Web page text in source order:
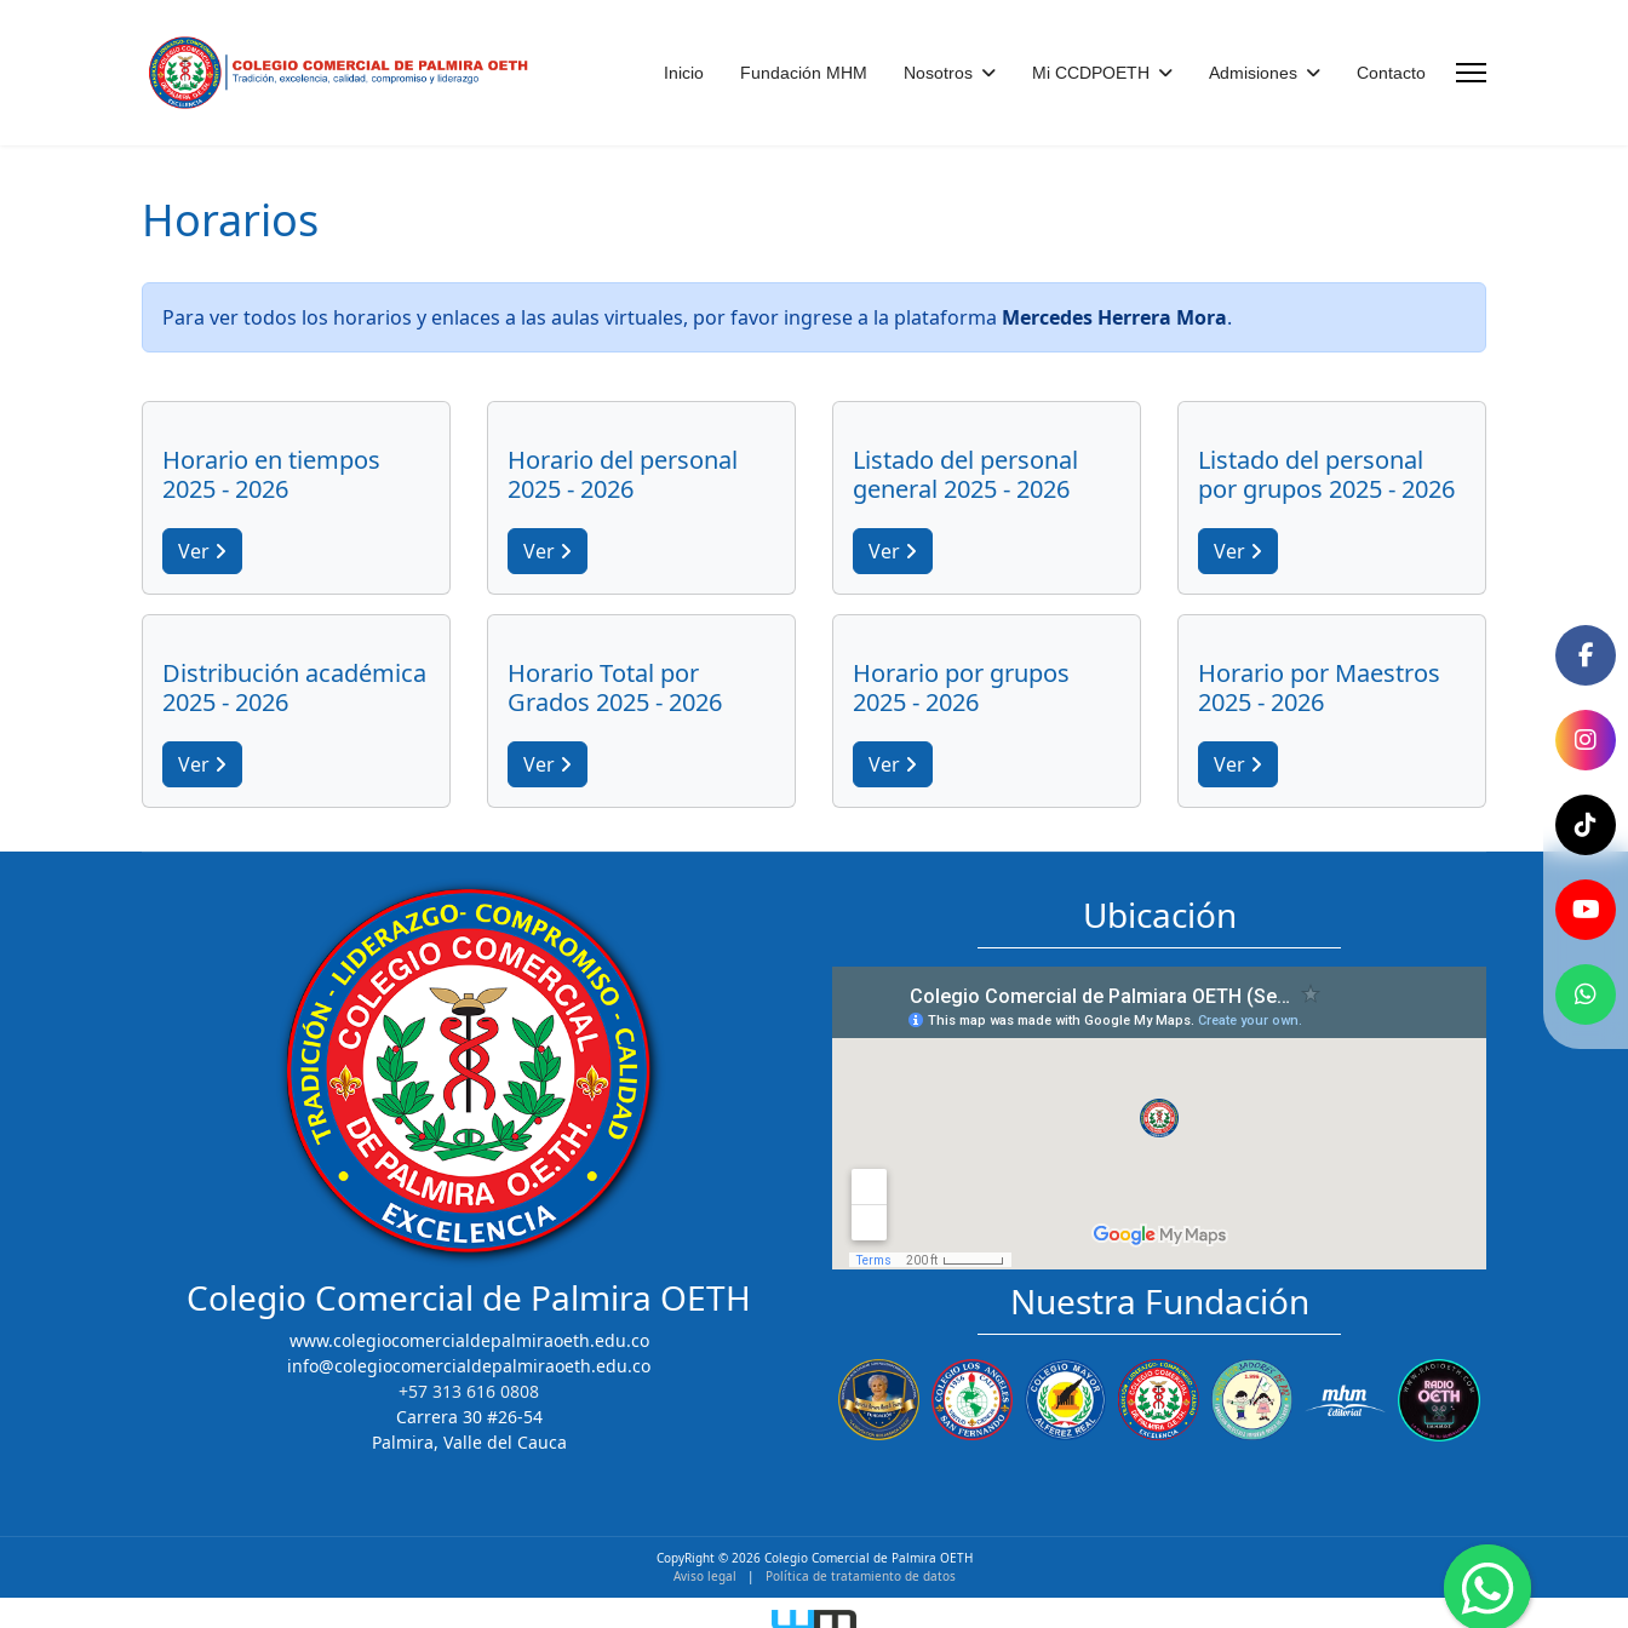
Inicio Fundación MHM Nosotros Mi CCDPOETH Admisiones Contacto
Horarios
Para ver todos los horarios y enlaces a las aulas virtuales, por favor ingrese a la plataforma Mercedes Herrera Mora.
Horario en tiempos
2025 - 2026
Ver
Horario del personal
2025 - 2026
Ver
Listado del personal
general 2025 - 2026
Ver
Listado del personal
por grupos 2025 - 2026
Ver
Distribución académica
2025 - 2026
Ver
Horario Total por
Grados 2025 - 2026
Ver
Horario por grupos
2025 - 2026
Ver
Horario por Maestros
2025 - 2026
Ver
Colegio Comercial de Palmira OETH
www.colegiocomercialdepalmiraoeth.edu.co
info@colegiocomercialdepalmiraoeth.edu.co
+57 313 616 0808
Carrera 30 #26-54
Palmira, Valle del Cauca
Ubicación
Nuestra Fundación
CopyRight © 2026 Colegio Comercial de Palmira OETH
Aviso legal | Política de tratamiento de datos